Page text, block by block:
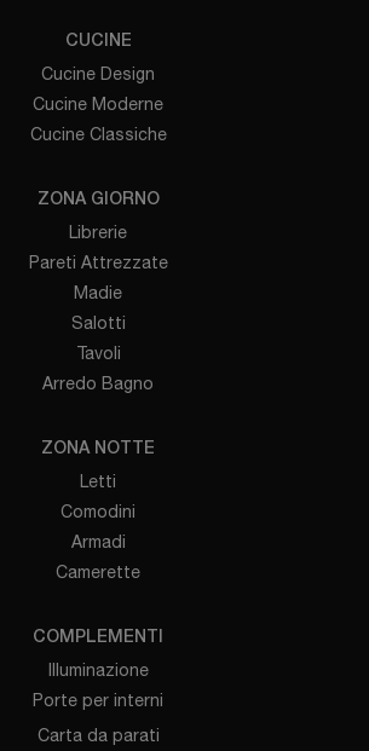
CUCINE
Cucine Design
Cucine Moderne
Cucine Classiche
ZONA GIORNO
Librerie
Pareti Attrezzate
Madie
Salotti
Tavoli
Arredo Bagno
ZONA NOTTE
Letti
Comodini
Armadi
Camerette
COMPLEMENTI
Illuminazione
Porte per interni
Carta da parati